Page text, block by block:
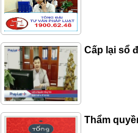
Cấp lại sổ
Thẩm